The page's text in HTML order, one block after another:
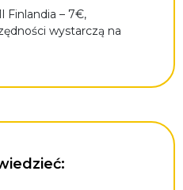
Finlandia – 7€,
wystarczą na